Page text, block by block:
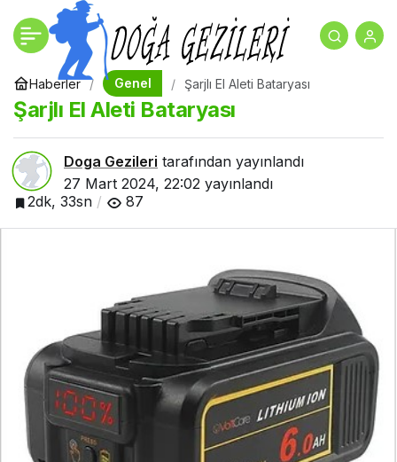
Haberler Genel Şarjlı El Aleti Bataryası
Şarjlı El Aleti Bataryası
Doga Gezileri tarafından yayınlandı
27 Mart 2024, 22:02 yayınlandı
2dk, 33sn
87
Başakşehir Konut
Projeleri
+ - Paylaş